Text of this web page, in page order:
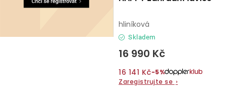
Skladem
16 990 Kč
16 141 Kč−5%
Zaregistrujte se ›
hliníková